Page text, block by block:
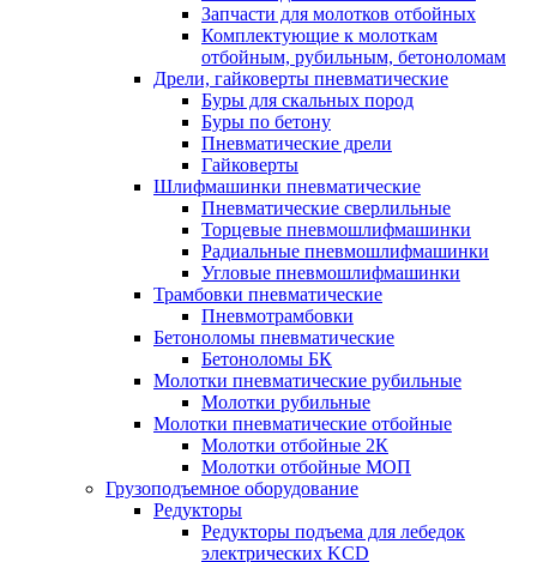
Запчасти для молотков отбойных
Комплектующие к молоткам
отбойным, рубильным, бетоноломам
Дрели, гайковерты пневматические
Буры для скальных пород
Буры по бетону
Пневматические дрели
Гайковерты
Шлифмашинки пневматические
Пневматические сверлильные
Торцевые пневмошлифмашинки
Радиальные пневмошлифмашинки
Угловые пневмошлифмашинки
Трамбовки пневматические
Пневмотрамбовки
Бетоноломы пневматические
Бетоноломы БК
Молотки пневматические рубильные
Молотки рубильные
Молотки пневматические отбойные
Молотки отбойные 2К
Молотки отбойные МОП
Грузоподъемное оборудование
Редукторы
Редукторы подъема для лебедок
электрических KCD